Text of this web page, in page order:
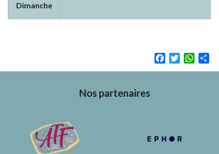
Dimanche
FacebookTwitter
Nos partenaires